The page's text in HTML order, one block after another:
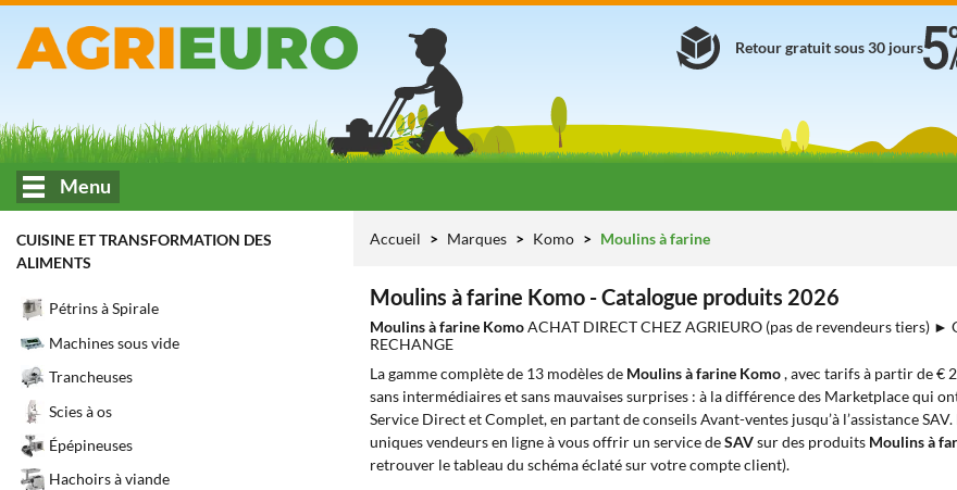
Retour gratuit sous 30 jours
Menu
CUISINE ET TRANSFORMATION DES
ALIMENTS
Pétrins à Spirale
Machines sous vide
Trancheuses
Scies à os
Épépineuses
Hachoirs à viande
Accueil Marques Komo Moulins à farine
Moulins à farine Komo - Catalogue produits 2026
Moulins à farine KomoACHAT DIRECT CHEZ AGRIEURO (pas de revendeurs tiers) ►
RECHANGE
La gamme complète de 13 modèles de Moulins à farine Komo, avec tarifs à partir de €
sans intermédiaires et sans mauvaises surprises : à la différence des Marketplace qui
Service Direct et Complet, en partant de conseils Avant-ventes jusqu’à l’assistance
uniques vendeurs en ligne à vous offrir un service deSAVsur des produits Moulins à
retrouver le tableau du schéma éclaté sur votre compte client).